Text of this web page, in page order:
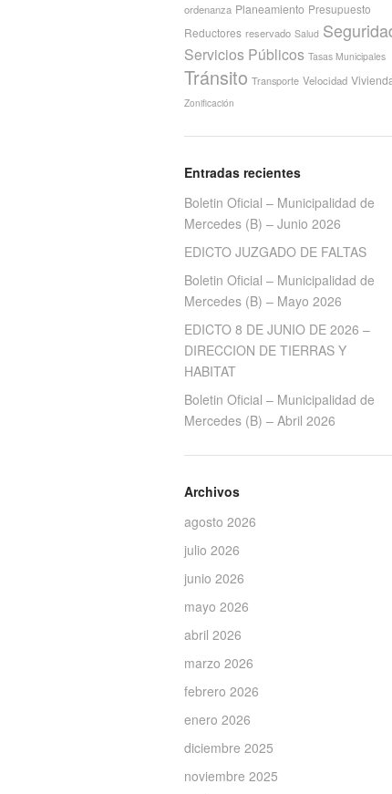
ordenanza Planeamiento Presupuesto
Reductores reservado Salud
Servicios Públicos Tasas Municipales
Tránsito Transporte Velocidad
Zonificación
Entradas recientes
Boletin Oficial – Municipalidad de
Mercedes (B) – Junio 2026
EDICTO JUZGADO DE FALTAS
Boletin Oficial – Municipalidad de
Mercedes (B) – Mayo 2026
EDICTO 8 DE JUNIO DE 2026 –
DIRECCION DE TIERRAS Y
HABITAT
Boletin Oficial – Municipalidad de
Mercedes (B) – Abril 2026
Archivos
agosto 2026
julio 2026
junio 2026
mayo 2026
abril 2026
marzo 2026
febrero 2026
enero 2026
diciembre 2025
noviembre 2025